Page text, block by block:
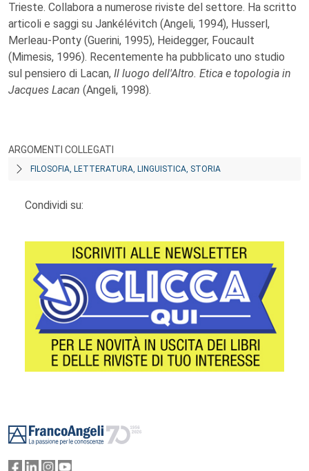
Trieste. Collabora a numerose riviste del settore. Ha scritto
articoli e saggi su Jankélévitch (Angeli, 1994), Husserl,
Merleau-Ponty (Guerini, 1995), Heidegger, Foucault
(Mimesis, 1996). Recentemente ha pubblicato uno studio
sul pensiero di Lacan, Il luogo dell'Altro. Etica e topologia in
Jacques Lacan (Angeli, 1998).
ARGOMENTI COLLEGATI
FILOSOFIA, LETTERATURA, LINGUISTICA, STORIA
Condividi su: